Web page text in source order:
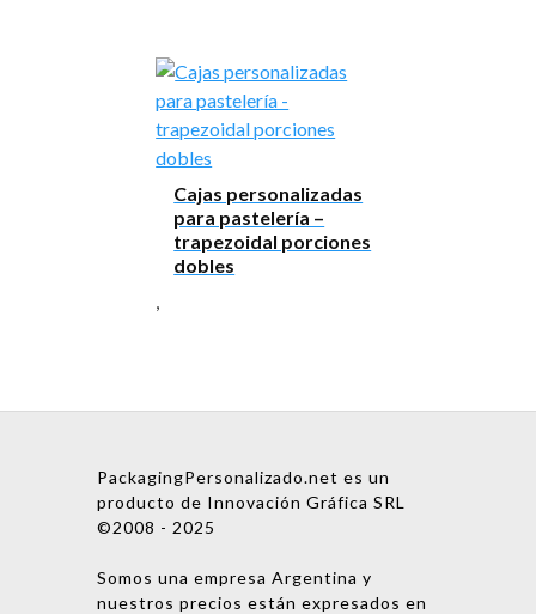
Cajas personalizadas
para pastelería –
trapezoidal porciones
dobles
,
PackagingPersonalizado.net es un
producto de Innovación Gráfica SRL
©2008 - 2025
Somos una empresa Argentina y
nuestros precios están expresados en